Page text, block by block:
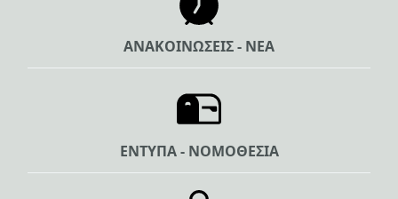
ΑΝΑΚΟΙΝΩΣΕΙΣ - ΝΕΑ
ΕΝΤΥΠΑ - ΝΟΜΟΘΕΣΙΑ